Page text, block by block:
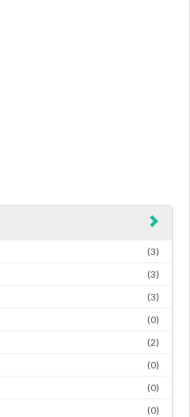
(3)
(3)
(3)
(0)
(2)
(0)
(0)
(0)